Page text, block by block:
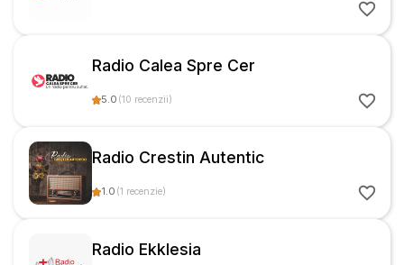
Radio Calea Spre Cer
5.0 (10 recenzii)
Radio Crestin Autentic
1.0 (1 recenzie)
Radio Ekklesia